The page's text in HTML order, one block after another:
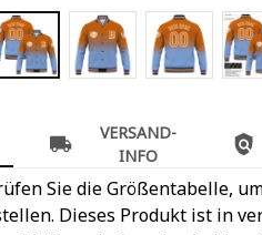
VERSAND-
INFO
Sie die Größentabelle,
Dieses Produkt ist in